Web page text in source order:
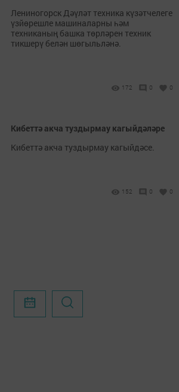
Лениногорск Дәүләт техника күзәтчелеге
үзйөрешле машиналарны һәм
техниканың башка төрләрен техник
тикшерү белән шөгыльләнә.
172 0 0
Кибеттә акча туздырмау кагыйдәләре
Кибеттә акча туздырмау кагыйдәсе.
152 0 0